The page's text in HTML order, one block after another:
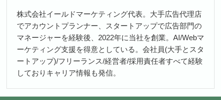
株式会社イールドマーケティング代表。大手広告代理店
でアカウントプランナー、スタートアップで広告部門の
マネージャーを経験後、2022年に当社を創業。AI/Webマ
ーケティング支援を得意としている。会社員(大手とスタ
ートアップ)/フリーランス/経営者/採用責任者すべて経験
しておりキャリア情報も発信。